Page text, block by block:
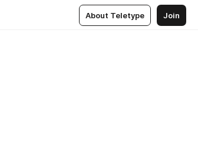
About Teletype Join